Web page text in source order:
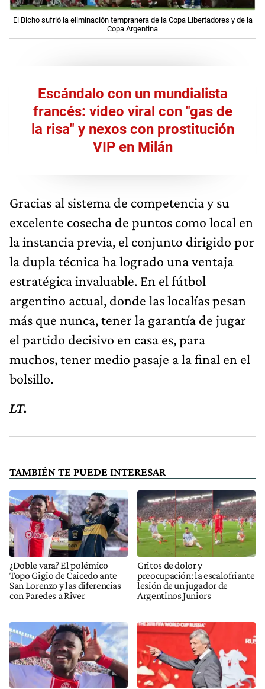
El Bicho sufrió la eliminación tempranera de la Copa Libertadores y de la
Copa Argentina
Escándalo con un mundialista
francés: video viral con "gas de
la risa" y nexos con prostitución
VIP en Milán
Gracias al sistema de competencia y su
excelente cosecha de puntos como local en
la instancia previa, el conjunto dirigido por
la dupla técnica ha logrado una ventaja
estratégica invaluable. En el fútbol
argentino actual, donde las localías pesan
más que nunca, tener la garantía de jugar
el partido decisivo en casa es, para
muchos, tener medio pasaje a la final en el
bolsillo.
LT.
TAMBIÉN TE PUEDE INTERESAR
¿Doble vara? El polémico
Topo Gigio de Caicedo ante
San Lorenzo y las diferencias
con Paredes a River
Gritos de dolor y
preocupación: la escalofriante
lesión de un jugador de
Argentinos Juniors